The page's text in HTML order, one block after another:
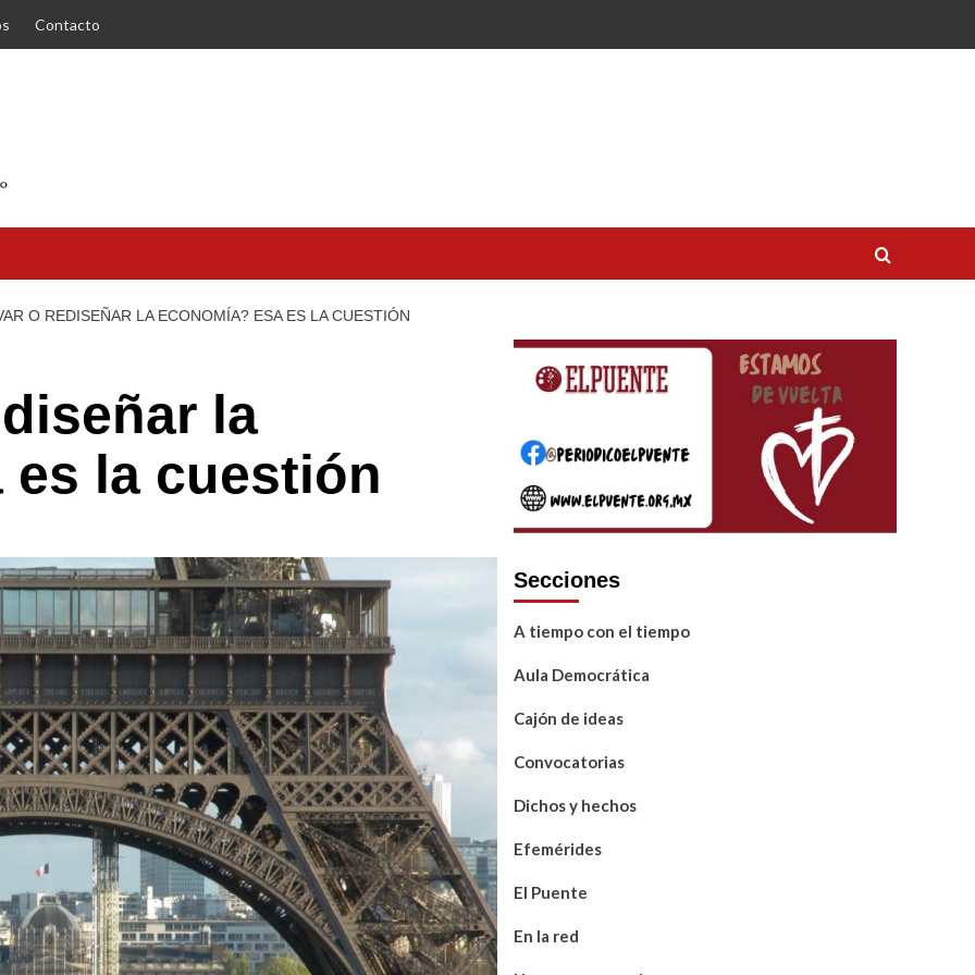
Contacto
O REDISEÑAR LA ECONOMÍA? ESA ES LA CUESTIÓN
la
es la cuestión
Secciones
A tiempo con el tiempo
Aula Democrática
Cajón de ideas
Convocatorias
Dichos y hechos
Efemérides
El Puente
En la red